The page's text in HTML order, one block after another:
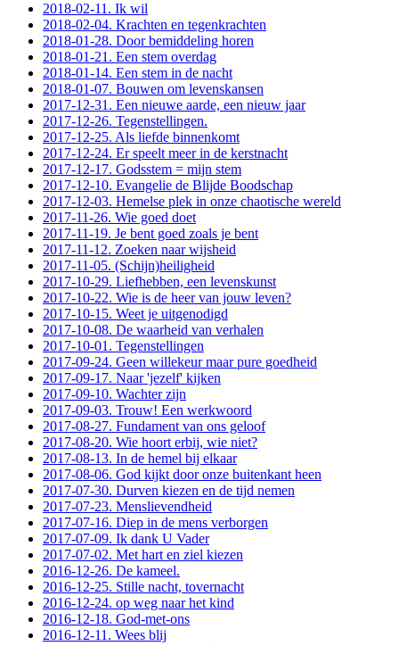
2018-02-11. Ik wil
2018-02-04. Krachten en tegenkrachten
2018-01-28. Door bemiddeling horen
2018-01-21. Een stem overdag
2018-01-14. Een stem in de nacht
2018-01-07. Bouwen om levenskansen
2017-12-31. Een nieuwe aarde, een nieuw jaar
2017-12-26. Tegenstellingen.
2017-12-25. Als liefde binnenkomt
2017-12-24. Er speelt meer in de kerstnacht
2017-12-17. Godsstem = mijn stem
2017-12-10. Evangelie de Blijde Boodschap
2017-12-03. Hemelse plek in onze chaotische wereld
2017-11-26. Wie goed doet
2017-11-19. Je bent goed zoals je bent
2017-11-12. Zoeken naar wijsheid
2017-11-05. (Schijn)heiligheid
2017-10-29. Liefhebben, een levenskunst
2017-10-22. Wie is de heer van jouw leven?
2017-10-15. Weet je uitgenodigd
2017-10-08. De waarheid van verhalen
2017-10-01. Tegenstellingen
2017-09-24. Geen willekeur maar pure goedheid
2017-09-17. Naar 'jezelf' kijken
2017-09-10. Wachter zijn
2017-09-03. Trouw! Een werkwoord
2017-08-27. Fundament van ons geloof
2017-08-20. Wie hoort erbij, wie niet?
2017-08-13. In de hemel bij elkaar
2017-08-06. God kijkt door onze buitenkant heen
2017-07-30. Durven kiezen en de tijd nemen
2017-07-23. Menslievendheid
2017-07-16. Diep in de mens verborgen
2017-07-09. Ik dank U Vader
2017-07-02. Met hart en ziel kiezen
2016-12-26. De kameel.
2016-12-25. Stille nacht, tovernacht
2016-12-24. op weg naar het kind
2016-12-18. God-met-ons
2016-12-11. Wees blij